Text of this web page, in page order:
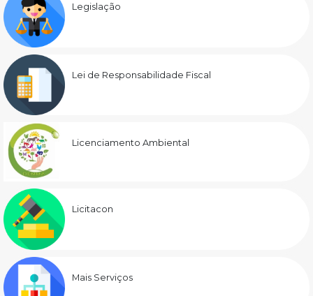
Legislação
Lei de Responsabilidade Fiscal
Licenciamento Ambiental
Licitacon
Mais Serviços